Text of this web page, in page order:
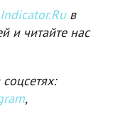
в
и читайте нас
,